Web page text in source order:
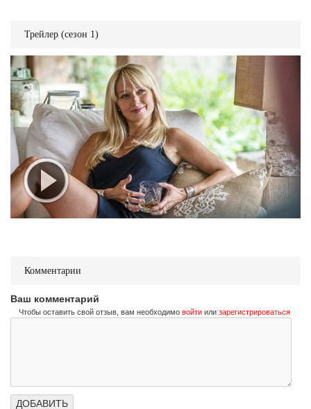
Трейлер (сезон 1)
Комментарии
Ваш комментарий
Чтобы оставить свой отзыв, вам необходимо войти или зарегистрироваться